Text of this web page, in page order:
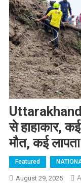
से हाहाकार,
मौत, कई लापता
Featured
August 29, 2025